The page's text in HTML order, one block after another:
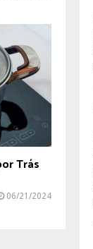
Trás
06/21/2024